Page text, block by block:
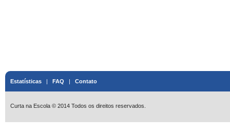
Estatísticas | FAQ | Contato
Curta na Escola © 2014 Todos os direitos reservados.